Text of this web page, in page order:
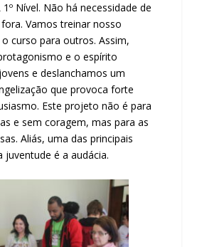
Nível. Não há necessidade de
Vamos treinar nosso
curso para outros. Assim,
e o espírito
e deslanchamos um
que provoca forte
Este projeto não é para
e sem coragem, mas para as
Aliás, uma das principais
juventude é a audácia.